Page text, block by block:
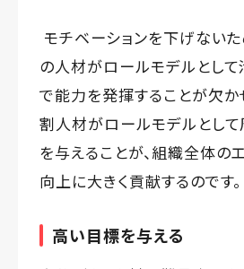
モチベーションを下げない
の人材がロールモデルとし
で能力を発揮することが欠か
割人材がロールモデルとし
を与えることが、組織全体の
向上に大きく貢献するのです。
高い目標を与える